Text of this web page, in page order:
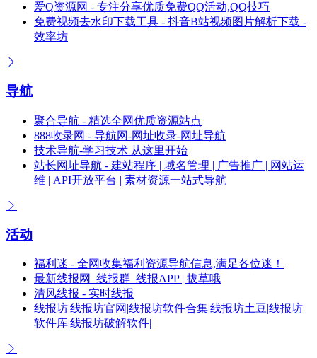
爱Q资源网 - 专注分享优质免费QQ活动,QQ技巧
免费视频去水印下载工具 - 抖音B站视频图片解析下载 -
效率坊
导航
聚合导航 - 精选全网优质资源站点
888收录网 - 导航网-网址收录-网址导航
技术导航-学习技术 从这里开始
站长网址导航 - 建站程序 | 域名管理 | 广告推广 | 网站运
维 | API开放平台 | 素材资源一站式导航
活动
福利迷 - 全网收集福利资源导航信息,满足各位迷！
最新线报网_线报群_线报APP | 拔草哦
清风线报 - 实时线报
线报坊|线报坊官网|线报坊软件合集|线报坊土豆|线报坊
软件库|线报坊破解软件|